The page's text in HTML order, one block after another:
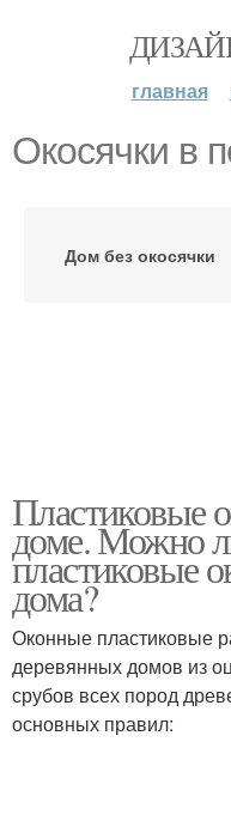
главная
Окосячки в
Дом без окосячки
Пластиковые
доме. Можно
пластиковые
дома?
Оконные пластиковые
деревянных домов из
срубов всех пород
основных правил: